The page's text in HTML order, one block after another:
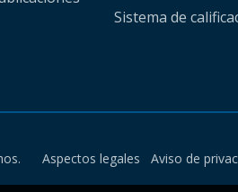
Sistema de
Aspectos legales Aviso de